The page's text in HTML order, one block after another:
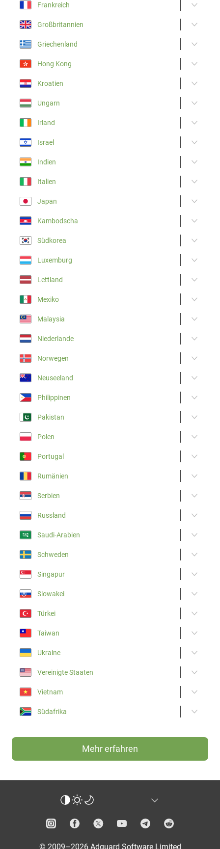
Frankreich
Großbritannien
Griechenland
Hong Kong
Kroatien
Ungarn
Irland
Israel
Indien
Italien
Japan
Kambodscha
Südkorea
Luxemburg
Lettland
Mexiko
Malaysia
Niederlande
Norwegen
Neuseeland
Philippinen
Pakistan
Polen
Portugal
Rumänien
Serbien
Russland
Saudi-Arabien
Schweden
Singapur
Slowakei
Türkei
Taiwan
Ukraine
Vereinigte Staaten
Vietnam
Südafrika
Mehr erfahren
© 2009–2026 Adguard Software Limited